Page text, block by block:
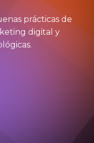
prácticas de
digital y